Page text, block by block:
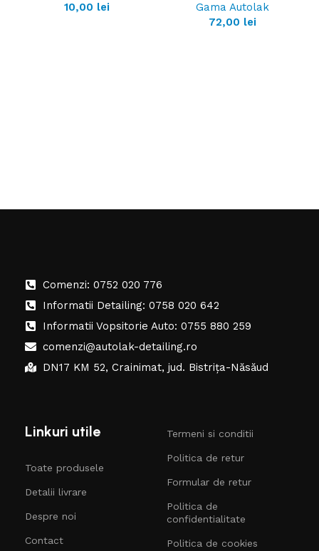
10,00 lei
Gama Autolak
72,00 lei
Comenzi: 0752 020 776
Informatii Detailing: 0758 020 642
Informatii Vopsitorie Auto: 0755 880 259
comenzi@autolak-detailing.ro
DN17 KM 52, Crainimat, jud. Bistrița-Năsăud
Linkuri utile
Toate produsele
Detalii livrare
Despre noi
Contact
Termeni si conditii
Politica de retur
Formular de retur
Politica de
confidentialitate
Politica de cookies